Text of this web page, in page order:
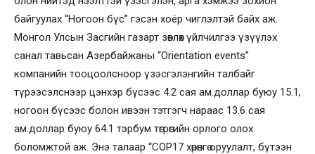
байгуулах “Ногоон бүс” гэсэн хоёр чиглэлтэй байх аж.
Монгол Улсын Засгийн газарт зөвлөх үйлчилгээ үзүүлэх
санал тавьсан Азербайжаны “Orientation events”
компанийн тооцоолсноор үзэсгэлэнгийн талбайг
түрээсэлснээр цэнхэр бүсээс 4.2 сая ам.доллар буюу 15.1,
ногоон бүсээс болон ивээн тэтгэгч нараас 13.6 сая
ам.доллар буюу 64.1 тэрбум төгрөгийн орлого олох
боломжтой аж. Энэ талаар “COP17 хөрөнгө оруулалт, бүтээн